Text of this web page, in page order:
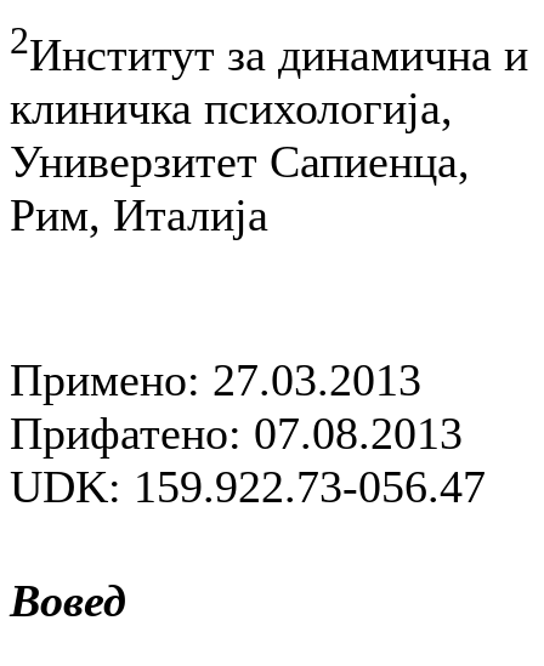
2Институт за динамична и
клиничка психологија,
Универзитет Сапиенца,
Рим, Италија
Примено: 27.03.2013
Прифатено: 07.08.2013
UDK: 159.922.73-056.47
Вовед